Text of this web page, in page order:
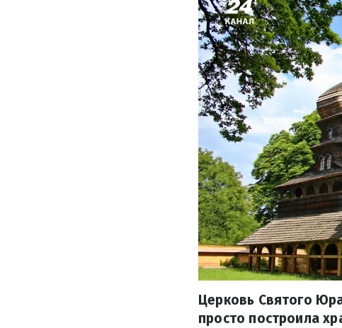
Церковь Святого
просто построила